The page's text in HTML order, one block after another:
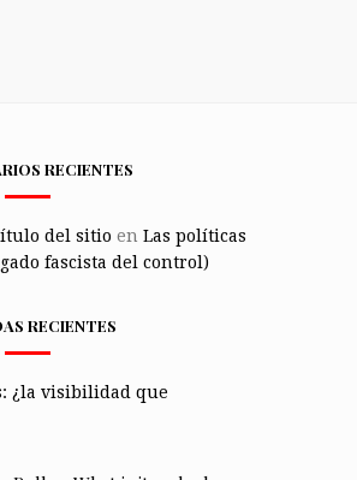
RECIENTES
del sitio en Las políticas
fascista del control)
RECIENTES
¿la visibilidad que